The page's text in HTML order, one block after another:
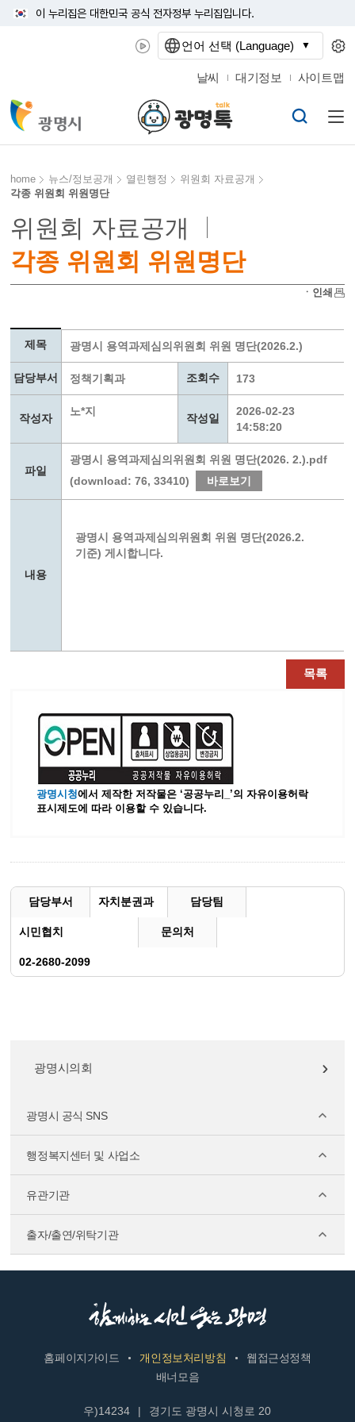
이 누리집은 대한민국 공식 전자정부 누리집입니다.
날씨 대기정보 사이트맵
home 뉴스/정보공개 열린행정
위원회 자료공개
각종 위원회 위원명단
위원회 자료공개
각종 위원회 위원명단
ㆍ인쇄
제목 광명시 용역과제심의위원회 위원 명단(2026.2.)
담당부서 정책기획과 조회수 173
작성자
노*지
작성일
2026-02-23
14:58:20
파일
광명시 용역과제심의위원회 위원 명단(2026. 2.).pdf
(download: 76, 33410)
바로보기
내용
광명시 용역과제심의위원회 위원 명단(2026.2.
기준) 게시합니다.
목록
광명시청에서 제작한 저작물은 ‘공공누리_’의 자유이용허락
표시제도에 따라 이용할 수 있습니다.
담당부서 자치분권과 담당팀
시민협치 문의처
02-2680-2099
광명시의회
광명시 공식 SNS
행정복지센터 및 사업소
유관기관
출자/출연/위탁기관
홈페이지가이드 개인정보처리방침
웹접근성정책
배너모음
우)14234 | 경기도 광명시 시청로 20
언어 선택 (Language)